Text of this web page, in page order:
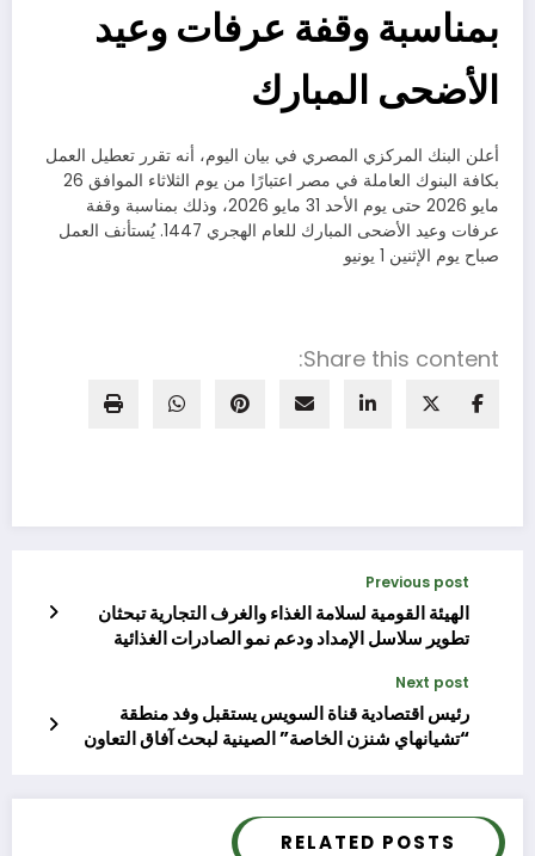
بمناسبة وقفة عرفات وعيد
الأضحى المبارك
أعلن البنك المركزي المصري في بيان اليوم، أنه تقرر تعطيل العمل
بكافة البنوك العاملة في مصر اعتبارًا من يوم الثلاثاء الموافق 26
مايو 2026 حتى يوم الأحد 31 مايو 2026، وذلك بمناسبة وقفة
عرفات وعيد الأضحى المبارك للعام الهجري 1447. يُستأنف العمل
صباح يوم الإثنين 1 يونيو
Share this content:
Previous post
الهيئة القومية لسلامة الغذاء والغرف التجارية تبحثان
تطوير سلاسل الإمداد ودعم نمو الصادرات الغذائية
Next post
رئيس اقتصادية قناة السويس يستقبل وفد منطقة
“تشيانهاي شنزن الخاصة” الصينية لبحث آفاق التعاون
RELATED POSTS